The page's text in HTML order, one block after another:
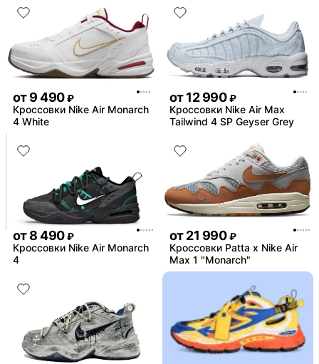
от9 490 ₽
Кроссовки Nike Air Monarch
4 White
от12 990 ₽
Кроссовки Nike Air Max
Tailwind 4 SP Geyser Grey
от8 490 ₽
Кроссовки Nike Air Monarch
4
от21 990 ₽
Кроссовки Patta x Nike Air
Max 1 "Monarch"